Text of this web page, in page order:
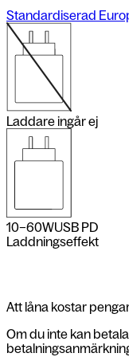
Standardiserad
Laddare ingår ej
10–60WUSB PD
Laddningseffekt
Att låna kostar
Om du inte kan